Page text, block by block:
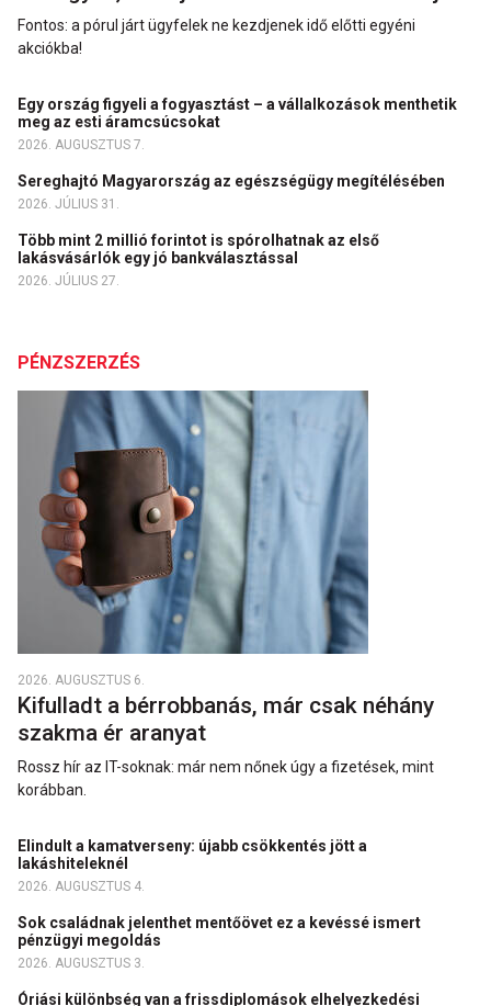
Fontos: a pórul járt ügyfelek ne kezdjenek idő előtti egyéni
akciókba!
Egy ország figyeli a fogyasztást – a vállalkozások menthetik
meg az esti áramcsúcsokat
2026. AUGUSZTUS 7.
Sereghajtó Magyarország az egészségügy megítélésében
2026. JÚLIUS 31.
Több mint 2 millió forintot is spórolhatnak az első
lakásvásárlók egy jó bankválasztással
2026. JÚLIUS 27.
PÉNZSZERZÉS
2026. AUGUSZTUS 6.
Kifulladt a bérrobbanás, már csak néhány
szakma ér aranyat
Rossz hír az IT-soknak: már nem nőnek úgy a fizetések, mint
korábban.
Elindult a kamatverseny: újabb csökkentés jött a
lakáshiteleknél
2026. AUGUSZTUS 4.
Sok családnak jelenthet mentőövet ez a kevéssé ismert
pénzügyi megoldás
2026. AUGUSZTUS 3.
Óriási különbség van a frissdiplomások elhelyezkedési